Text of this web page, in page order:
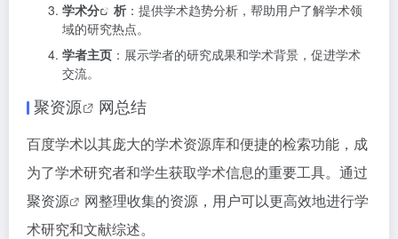
学术分
析 ：提供学术趋势分析，帮助用户了解学术领
域的研究热点。
学者主页 ：展示学者的研究成果和学术背景，促进学术
交流。
聚资源 网总结
百度学术以其庞大的学术资源库和便捷的检索功能，成
为了学术研究者和学生获取学术信息的重要工具。通过
聚资源
网整理收集的资源，用户可以更高效地进行学
术研究和文献综述。